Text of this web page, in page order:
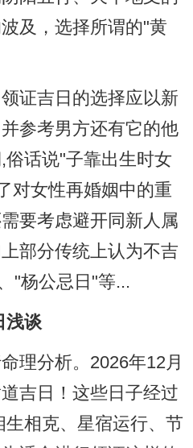
及，选择所谓的"黄
证吉日的选择应以新
参考男方还有它的他
话说"子靠出生时女
对女性再婚姻中的重
要考虑避开同新人属
部分传统上认为不吉
"杨公忌日"等...
浅谈
理分析。2026年12月
吉日！这些日子经过
相克、星宿运行、节